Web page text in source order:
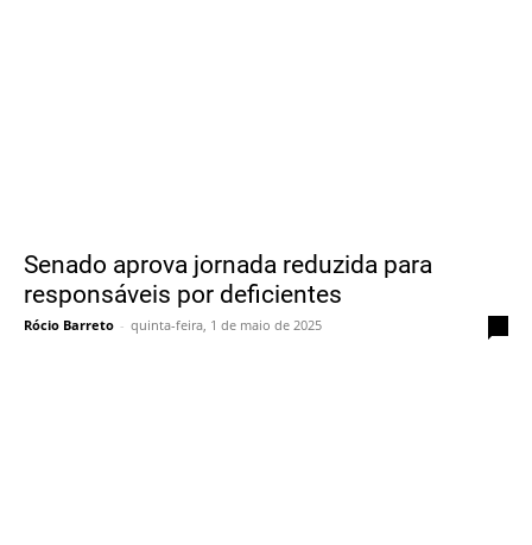
Senado aprova jornada reduzida para
responsáveis por deficientes
Rócio Barreto - quinta-feira, 1 de maio de 2025